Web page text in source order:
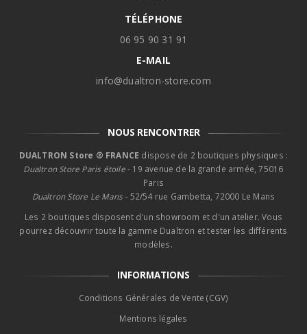
TÉLÉPHONE
06 95 90 31 91
E-MAIL
info@dualtron-store.com
NOUS RENCONTRER
DUALTRON Store ® FRANCE dispose de 2 boutiques physiques :
Dualtron Store Paris étoile- 19 avenue de la grande armée, 75016
Paris
Dualtron Store Le Mans - 52/54 rue Gambetta, 72000 Le Mans
Les 2 boutiques disposent d'un showroom et d'un atelier. Vous
pourrez découvrir toute la gamme Dualtron et tester les différents
modèles.
INFORMATIONS
Conditions Générales de Vente (CGV)
Mentions légales